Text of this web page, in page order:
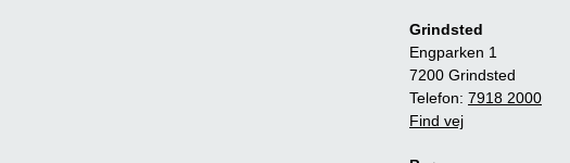
Grindsted
Engparken 1
7200 Grindsted
Telefon: 7918 2000
Find vej